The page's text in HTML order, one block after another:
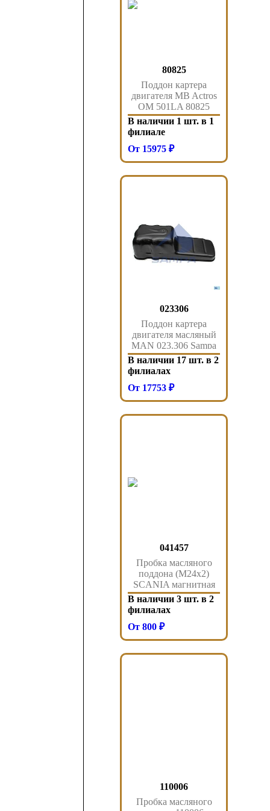
80825
Поддон картера
двигателя MB Actros
OM 501LA 80825
Auger
В наличии 1 шт. в 1
филиале
От 15975 ₽
023306
Поддон картера
двигателя масляный
MAN 023.306 Sampa
В наличии 17 шт. в 2
филиалах
От 17753 ₽
041457
Пробка масляного
поддона (M24x2)
SCANIA магнитная
m24 93-143 041.457
Sampa
В наличии 3 шт. в 2
филиалах
От 800 ₽
110006
Пробка масляного